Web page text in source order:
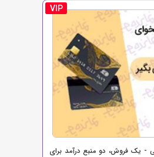
VIP
- یک فروش، دو منبع درآمد برای